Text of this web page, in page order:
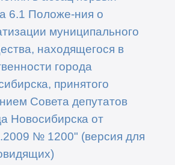
6.1 Положе-ния о
муниципального
находящегося в
города
принятого
Совета депутатов
Новосибирска от
№ 1200" (версия для